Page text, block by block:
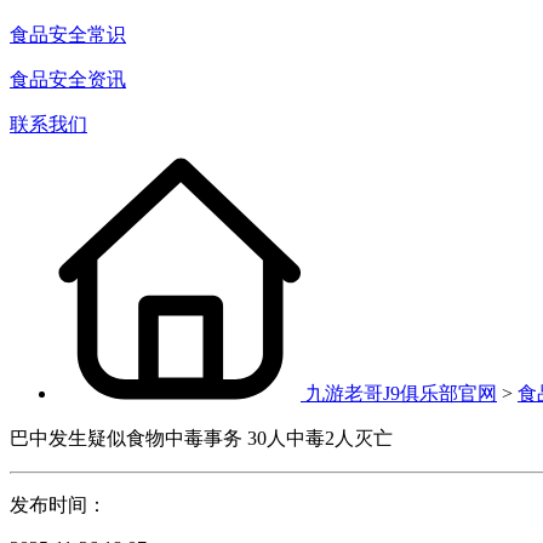
食品安全常识
食品安全资讯
联系我们
九游老哥J9俱乐部官网 > 食
巴中发生疑似食物中毒事务 30人中毒2人灭亡
发布时间：